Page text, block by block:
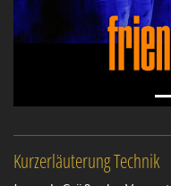
Kurzerläuterung Technik